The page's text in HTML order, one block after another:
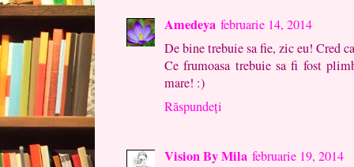
Amedeya februarie 14, 2014
De bine trebuie sa fie, zic eu! Cred
Ce frumoasa trebuie sa fi fost
mare! :)
Răspundeți
Vision By Mila februarie 19, 2014